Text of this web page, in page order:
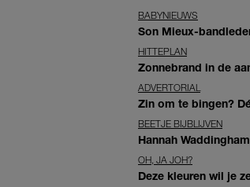
BABYNIEUWS
Son Mieux-
HITTEPLAN
Zonnebrand in de
ADVERTORIAL
Zin om te bingen?
BEETJE BIJBLIJVEN
Hannah
OH, JA JOH?
Deze kleuren wil je